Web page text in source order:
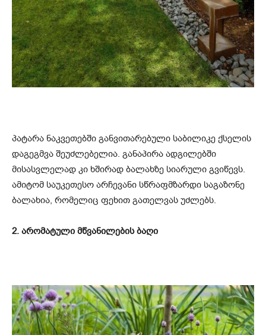
პატარა ნაკვეთებში განვითარებული საბილიკე ქსელის
დაგეგმვა შეუძლებელია. განაპირა ადგილებში
მისასვლელად კი ხშირად ბალახზე სიარული გვიწევს.
ამიტომ საუკეთესო არჩევანი სწრაფმზარდი საგაზონე
ბალახია, რომელიც ფეხით გათელვას უძლებს.
2. არომატული მწვანილების ბაღი